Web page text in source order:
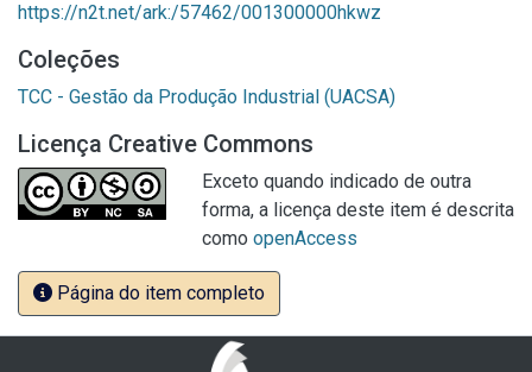
https://n2t.net/ark:/57462/001300000hkwz
Coleções
TCC - Gestão da Produção Industrial (UACSA)
Licença Creative Commons
Exceto quando indicado de outra
forma, a licença deste item é descrita
como openAccess
Página do item completo